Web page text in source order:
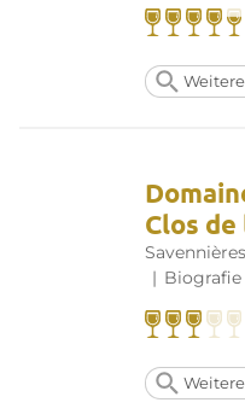
Clos
| Biografie